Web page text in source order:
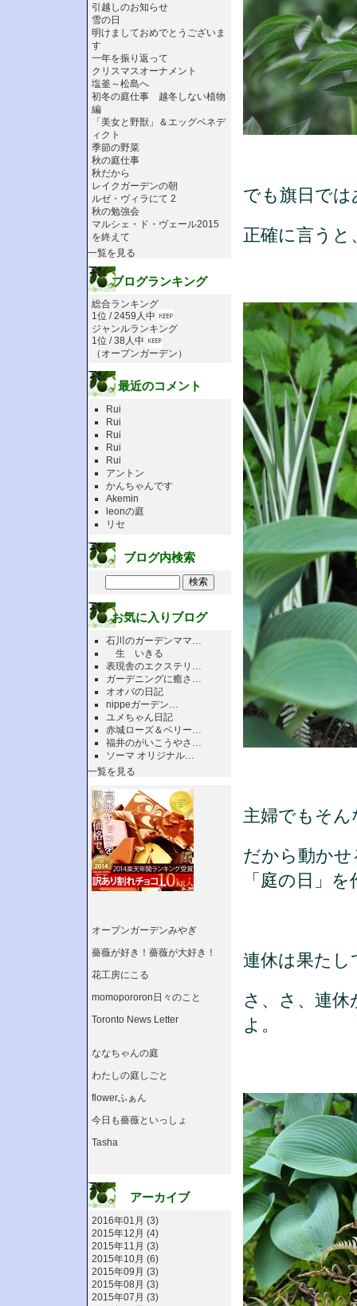
でも旗日で
正確に言うと
主婦でもそ
だから動か
「庭の日」
連休は果たし
さ、さ、連
よ。
引越しのお知らせ
雪の日
明けましておめでとうございま
す
一年を振り返って
クリスマスオーナメント
塩釜～松島へ
初冬の庭仕事 越冬しない植物
編
「美女と野獣」＆エッグベネデ
ィクト
季節の野菜
秋の庭仕事
秋だから
レイクガーデンの朝
ルゼ・ヴィラにて 2
秋の勉強会
マルシェ・ド・ヴェール2015
を終えて
一覧を見る
ブログランキング
総合ランキング
1位 / 2459人中
ジャンルランキング
1位 / 38人中
（ オープンガーデン ）
最近のコメント
Rui
Rui
Rui
Rui
Rui
アントン
かんちゃんです
Akemin
leonの庭
リセ
ブログ内検索
お気に入りブログ
石川のガーデンママ…
生 いきる
表現舎のエクステリ…
ガーデニングに癒さ…
オオバの日記
nippeガーデン…
ユメちゃん日記
赤城ローズ＆ベリー…
福井のがいこうやさ…
ソーマ オリジナル…
一覧を見る
オープンガーデンみやぎ
薔薇が好き！薔薇が大好き！
花工房にこる
momopororon日々のこと
Toronto News Letter
ななちゃんの庭
わたしの庭しごと
flowerふぁん
今日も薔薇といっしょ
Tasha
アーカイブ
2016年01月 (3)
2015年12月 (4)
2015年11月 (3)
2015年10月 (6)
2015年09月 (3)
2015年08月 (3)
2015年07月 (3)